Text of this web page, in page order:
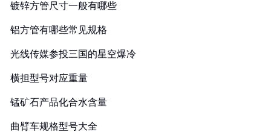
镀锌方管尺寸一般有哪些
铝方管有哪些常见规格
光线传媒参投三国的星空爆冷
横担型号对应重量
锰矿石产品化合水含量
曲臂车规格型号大全